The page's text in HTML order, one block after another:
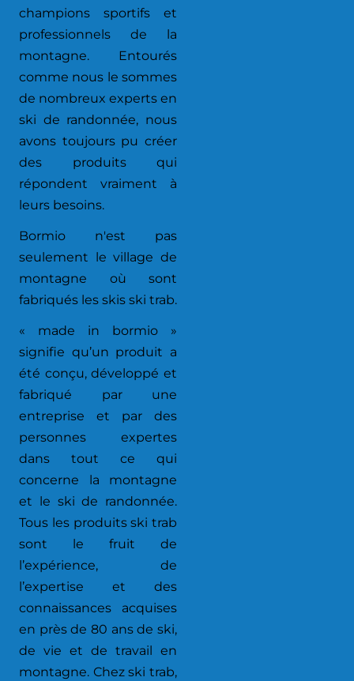
champions sportifs et
professionnels de la
montagne. Entourés
comme nous le sommes
de nombreux experts en
ski de randonnée, nous
avons toujours pu créer
des produits qui
répondent vraiment à
leurs besoins.
Bormio n'est pas
seulement le village de
montagne où sont
fabriqués les skis ski trab.
« made in bormio »
signifie qu’un produit a
été conçu, développé et
fabriqué par une
entreprise et par des
personnes expertes
dans tout ce qui
concerne la montagne
et le ski de randonnée.
Tous les produits ski trab
sont le fruit de
l’expérience, de
l’expertise et des
connaissances acquises
en près de 80 ans de ski,
de vie et ​​de travail en
montagne. Chez ski trab,